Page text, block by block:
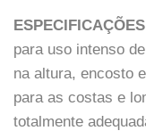
para uso intenso
na altura, encosto
para as costas e
totalmente